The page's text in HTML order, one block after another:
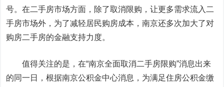
号。在二手房市场方面，除了取消限购，让更多需求流入二
手房市场外，为了减轻居民购房成本，南京还多次加大了对
购房二手房的金融支持力度。
值得关注的是，在“南京全面取消二手房限购”消息出来
的同一日，根据南京公积金中心消息，为满足住房公积金缴